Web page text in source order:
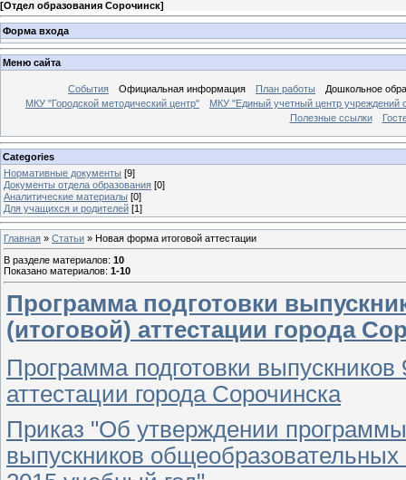
[Отдел образования Сорочинск]
Форма входа
Меню сайта
События Официальная информация План работы
Дошкольное
МКУ "Городской методический центр"
МКУ "Единый учетный центр учреждений
Полезные ссылки
Categories
Нормативные документы [9]
Документы отдела образования [0]
Аналитические материалы [0]
Для учащихся и родителей [1]
Главная » Статьи » Новая форма итоговой аттестации
В разделе материалов: 10
Показано материалов: 1-10
Программа подготовки
(итоговой) аттестации города
Программа подготовки выпускников
аттестации города Сорочинска
Приказ "Об утверждении программы
выпускников